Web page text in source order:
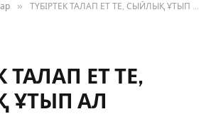
» ТҮБІРТЕК ТАЛАП ЕТ ТЕ, СЫЙЛЫҚ ҰТЫП АЛ
ТАЛАП ЕТ ТЕ,
ҰТЫП АЛ